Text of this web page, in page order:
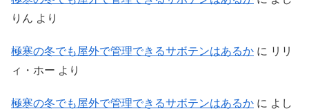
りん より
極寒の冬でも屋外で管理できるサボテンはあるか に リリ
ィ・ホー より
極寒の冬でも屋外で管理できるサボテンはあるか に よし